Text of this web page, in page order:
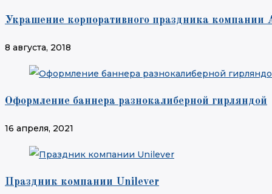
Украшение корпоративного праздника компании
8 августа, 2018
Оформление баннера разнокалиберной гирляндой
16 апреля, 2021
Праздник компании Unilever